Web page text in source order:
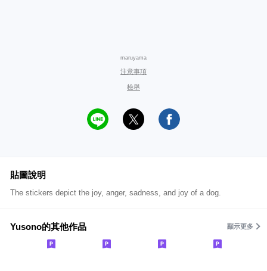
maruyama
注意事項
檢舉
貼圖說明
The stickers depict the joy, anger, sadness, and joy of a dog.
Yusono的其他作品 顯示更多